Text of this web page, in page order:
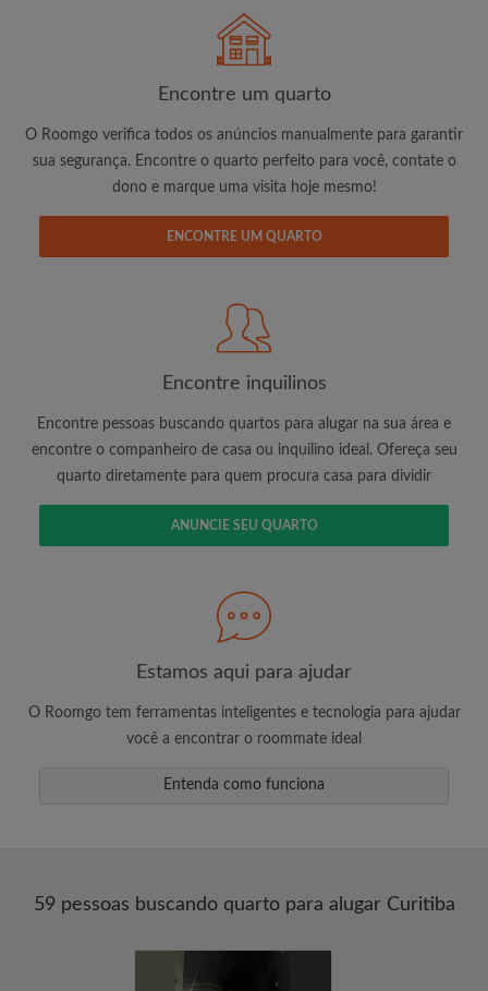
Li, entendi e concordo com os Termos e Condições de
uso e com a Política de Privadicade
É 100% grátis!
Crie uma conta e comece a procurar
Envie mensagens ilimitadas para todos os
Solicite ilimitadas visitas aos quartos
Compartilhe seu perfil para aumentar suas
changes de encontrar um quarto
Encontre um quarto
O Roomgo verifica todos os anúncios manualmente para garantir
sua segurança. Encontre o quarto perfeito para você, contate o
dono e marque uma visita hoje mesmo!
ENCONTRE UM QUARTO
Encontre inquilinos
Encontre pessoas buscando quartos para alugar na sua área e
encontre o companheiro de casa ou inquilino ideal. Ofereça seu
quarto diretamente para quem procura casa para dividir
ANUNCIE SEU QUARTO
Estamos aqui para ajudar
O Roomgo tem ferramentas inteligentes e tecnologia para ajudar
você a encontrar o roommate ideal
Entenda como funciona
59 pessoas buscando quarto para alugar Curitiba